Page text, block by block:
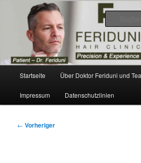
Dr. Feriduni
Blog Österreich
Videos, Ergebnisse, Bilder
Startseite Über Doktor Feriduni und
Impressum Datenschutzlinien
Beitragsnavigation
← Vorheriger